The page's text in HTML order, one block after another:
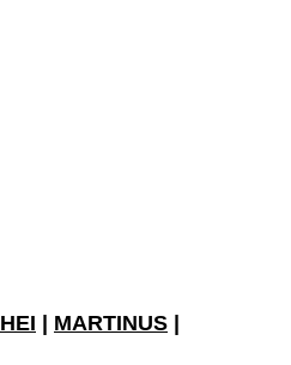
| MARTINUS |